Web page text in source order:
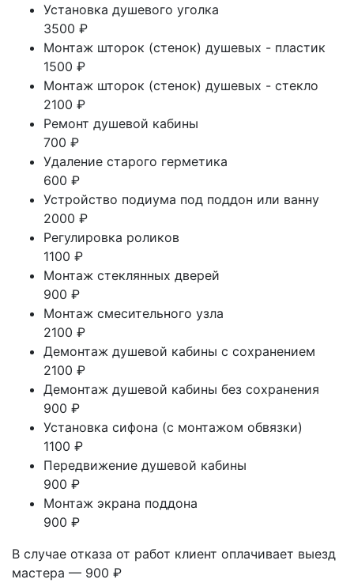
Установка душевого уголка
3500 ₽
Монтаж шторок (стенок) душевых - пластик
1500 ₽
Монтаж шторок (стенок) душевых - стекло
2100 ₽
Ремонт душевой кабины
700 ₽
Удаление старого герметика
600 ₽
Устройство подиума под поддон или ванну
2000 ₽
Регулировка роликов
1100 ₽
Монтаж стеклянных дверей
900 ₽
Монтаж смесительного узла
2100 ₽
Демонтаж душевой кабины с сохранением
2100 ₽
Демонтаж душевой кабины без сохранения
900 ₽
Установка сифона (с монтажом обвязки)
1100 ₽
Передвижение душевой кабины
900 ₽
Монтаж экрана поддона
900 ₽
В случае отказа от работ клиент оплачивает выезд
мастера — 900 ₽